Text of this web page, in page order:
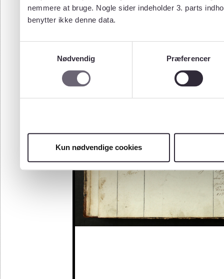
nemmere at bruge. Nogle sider indeholder 3. parts
benytter ikke denne data.
Nødvendig
Præferencer
Kun nødvendige cookies